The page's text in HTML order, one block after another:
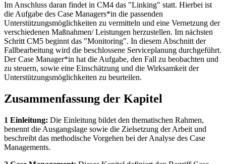
Im Anschluss daran findet in CM4 das "Linking" statt. Hierbei ist
die Aufgabe des Case Managers*in die passenden
Unterstützungsmöglichkeiten zu vermitteln und eine Vernetzung der
verschiedenen Maßnahmen/ Leistungen herzustellen. Im nächsten
Schritt CM5 beginnt das "Monitoring". In diesem Abschnitt der
Fallbearbeitung wird die beschlossene Serviceplanung durchgeführt.
Der Case Manager*in hat die Aufgabe, den Fall zu beobachten und
zu steuern, sowie eine Einschätzung und die Wirksamkeit der
Unterstützungsmöglichkeiten zu beurteilen.
Zusammenfassung der Kapitel
1 Einleitung: Die Einleitung bildet den thematischen Rahmen,
benennt die Ausgangslage sowie die Zielsetzung der Arbeit und
beschreibt das methodische Vorgehen bei der Analyse des Case
Managements.